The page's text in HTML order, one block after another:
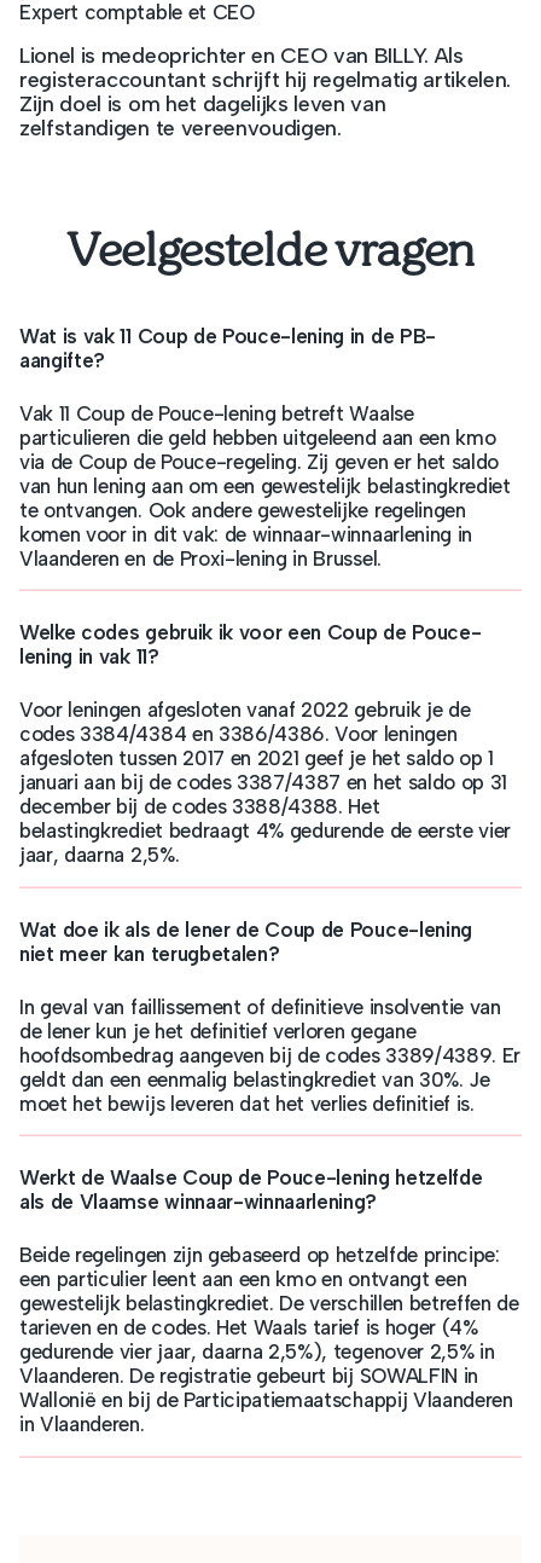
Expert comptable et CEO
Lionel is medeoprichter en CEO van BILLY. Als
registeraccountant schrijft hij regelmatig artikelen.
Zijn doel is om het dagelijks leven van
zelfstandigen te vereenvoudigen.
Veelgestelde vragen
Wat is vak 11 Coup de Pouce-lening in de PB-
aangifte?
Vak 11 Coup de Pouce-lening betreft Waalse
particulieren die geld hebben uitgeleend aan een kmo
via de Coup de Pouce-regeling. Zij geven er het saldo
van hun lening aan om een gewestelijk belastingkrediet
te ontvangen. Ook andere gewestelijke regelingen
komen voor in dit vak: de winnaar-winnaarlening in
Vlaanderen en de Proxi-lening in Brussel.
Welke codes gebruik ik voor een Coup de Pouce-
lening in vak 11?
Voor leningen afgesloten vanaf 2022 gebruik je de
codes 3384/4384 en 3386/4386. Voor leningen
afgesloten tussen 2017 en 2021 geef je het saldo op 1
januari aan bij de codes 3387/4387 en het saldo op 31
december bij de codes 3388/4388. Het
belastingkrediet bedraagt 4% gedurende de eerste vier
jaar, daarna 2,5%.
Wat doe ik als de lener de Coup de Pouce-lening
niet meer kan terugbetalen?
In geval van faillissement of definitieve insolventie van
de lener kun je het definitief verloren gegane
hoofdsombedrag aangeven bij de codes 3389/4389. Er
geldt dan een eenmalig belastingkrediet van 30%. Je
moet het bewijs leveren dat het verlies definitief is.
Werkt de Waalse Coup de Pouce-lening hetzelfde
als de Vlaamse winnaar-winnaarlening?
Beide regelingen zijn gebaseerd op hetzelfde principe:
een particulier leent aan een kmo en ontvangt een
gewestelijk belastingkrediet. De verschillen betreffen de
tarieven en de codes. Het Waals tarief is hoger (4%
gedurende vier jaar, daarna 2,5%), tegenover 2,5% in
Vlaanderen. De registratie gebeurt bij SOWALFIN in
Wallonië en bij de Participatiemaatschappij Vlaanderen
in Vlaanderen.